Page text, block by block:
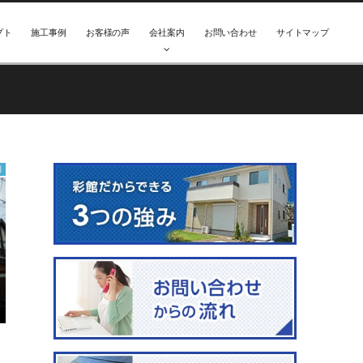
ト 施工事例 お客様の声 会社案内 お問い合わせ サイトマップ